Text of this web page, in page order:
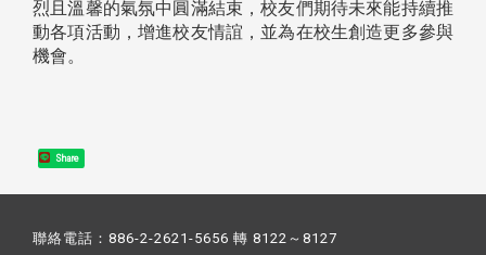
烈且溫馨的氣氛中圓滿結束，校友們期待未來能持續推
動各項活動，增進校友情誼，並為在校生創造更多參與
機會。
Share
聯絡電話：886-2-2621-5656 轉 8122～8127